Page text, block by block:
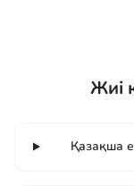
Жиі
Қазақша